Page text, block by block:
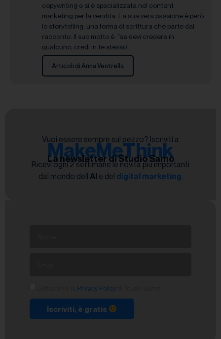
copywriting e si è specializzata nel content
marketing per la vendita. La sua vera passione è però
lo storytelling, una forma di scrittura che parte dal
racconto. Il suo motto è: "se devi credere in
qualcuno, credi in te stesso".
Articoli di Anna Ventrella
Vuoi essere sempre sul pezzo? Iscriviti a
MakeMeThink
La newsletter di Studio Samo
Ricevi ogni 2 settimane le novità più importanti
dal mondo dell’AI e del digital marketing.
Privacy Policy
Iscriviti, è gratis